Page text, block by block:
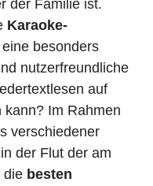
der Familie ist.
Karaoke-
eine besonders
nutzerfreundliche
auf
Im Rahmen
verschiedener
der Flut der am
die besten